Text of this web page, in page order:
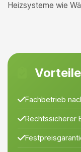
Heizsysteme wie
Fachbetrieb
Rechtssicherer